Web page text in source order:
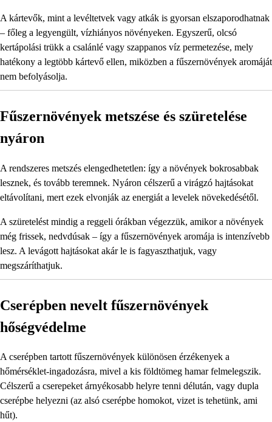
A kártevők, mint a levéltetvek vagy atkák is gyorsan elszaporodhatnak
– főleg a legyengült, vízhiányos növényeken. Egyszerű, olcsó
kertápolási trükk a csalánlé vagy szappanos víz permetezése, mely
hatékony a legtöbb kártevő ellen, miközben a fűszernövények aromáját
nem befolyásolja.
Fűszernövények metszése és szüretelése
nyáron
A rendszeres metszés elengedhetetlen: így a növények bokrosabbak
lesznek, és tovább teremnek. Nyáron célszerű a virágzó hajtásokat
eltávolítani, mert ezek elvonják az energiát a levelek növekedésétől.
A szüretelést mindig a reggeli órákban végezzük, amikor a növények
még frissek, nedvdúsak – így a fűszernövények aromája is intenzívebb
lesz. A levágott hajtásokat akár le is fagyaszthatjuk, vagy
megszáríthatjuk.
Cserépben nevelt fűszernövények
hőségvédelme
A cserépben tartott fűszernövények különösen érzékenyek a
hőmérséklet-ingadozásra, mivel a kis földtömeg hamar felmelegszik.
Célszerű a cserepeket árnyékosabb helyre tenni délután, vagy dupla
cserépbe helyezni (az alsó cserépbe homokot, vizet is tehetünk, ami
hűt).